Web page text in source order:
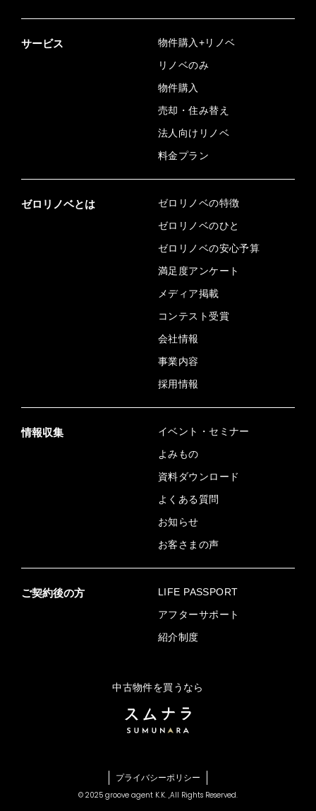
サービス
物件購入+リノベ
リノベのみ
物件購入
売却・住み替え
法人向けリノベ
料金プラン
ゼロリノベとは
ゼロリノベの特徴
ゼロリノベのひと
ゼロリノベの安心予算
満足度アンケート
メディア掲載
コンテスト受賞
会社情報
事業内容
採用情報
情報収集
イベント・セミナー
よみもの
資料ダウンロード
よくある質問
お知らせ
お客さまの声
ご契約後の方
LIFE PASSPORT
アフターサポート
紹介制度
中古物件を買うなら
プライバシーポリシー
© 2025 groove agent K.K. ,All Rights Reserved.